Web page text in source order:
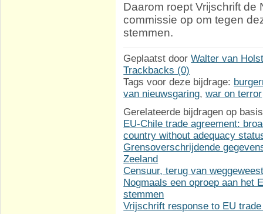
Daarom roept Vrijschrift
commissie op om tegen
stemmen.
Geplaatst doorWalter van
Trackbacks (0)
Tags voor deze bijdrage:
van nieuwsgaring,war on terror
Gerelateerde bijdragen op
EU-Chile trade agreement:
country without adequacy
Grensoverschrijdende
Zeeland
Censuur, terug van
Nogmaals een oproep aan het
stemmen
Vrijschrift response to EU